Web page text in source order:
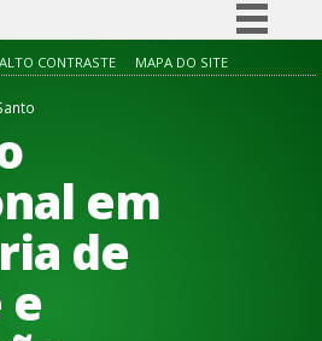
Simplifique!
ALTO CONTRASTE MAPA DO SITE
em
de
e